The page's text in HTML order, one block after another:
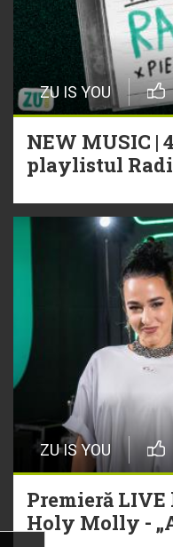
ZU IS YOU
NEW MUSIC |
playlistul
ZU IS YOU
Premieră LIVE
Holy Molly -